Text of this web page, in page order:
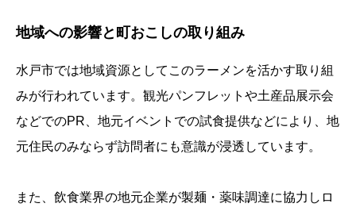
地域への影響と町おこしの取り組み
水戸市では地域資源としてこのラーメンを活かす取り組
みが行われています。観光パンフレットや土産品展示会
などでのPR、地元イベントでの試食提供などにより、地
元住民のみならず訪問者にも意識が浸透しています。
また、飲食業界の地元企業が製麺・薬味調達に協力しロ